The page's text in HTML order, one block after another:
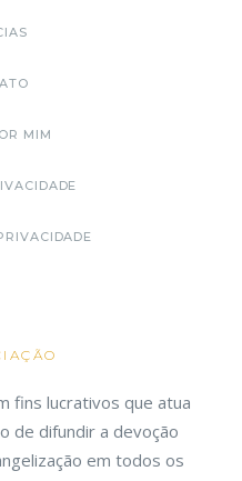
MIM
fins lucrativos que atua
de difundir a devoção
em todos os